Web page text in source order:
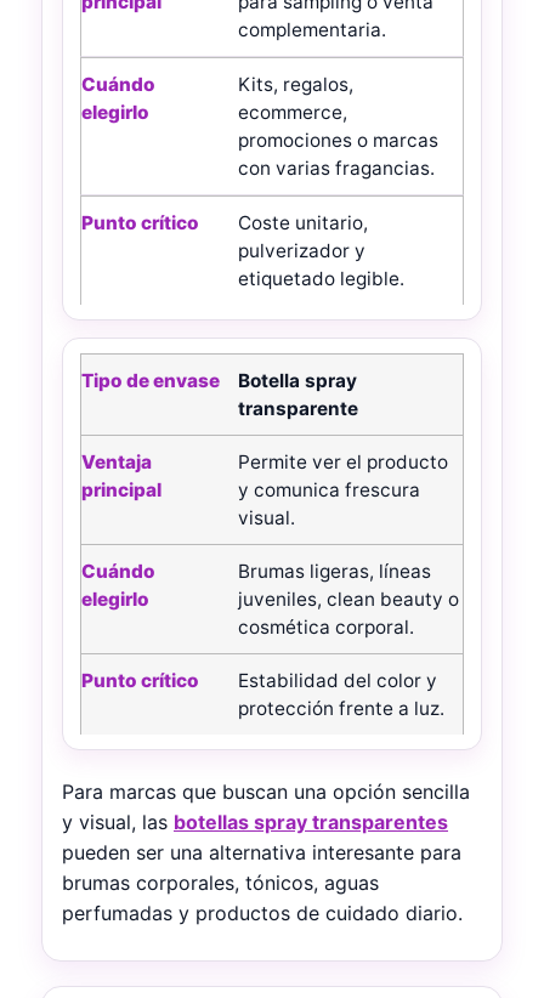
complementaria.
Kits, regalos,
ecommerce,
promociones o marcas
con varias fragancias.
Coste unitario,
pulverizador y
etiquetado legible.
Botella spray
transparente
Permite ver el producto
y comunica frescura
visual.
Brumas ligeras, líneas
juveniles, clean beauty o
cosmética corporal.
Estabilidad del color y
protección frente a luz.
Para marcas que buscan una opción sencilla
y visual, las botellas spray transparentes
pueden ser una alternativa interesante para
brumas corporales, tónicos, aguas
perfumadas y productos de cuidado diario.